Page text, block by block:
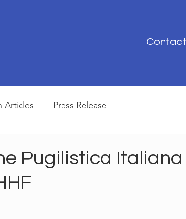
Contact
Articles Press Release
Pugilistica